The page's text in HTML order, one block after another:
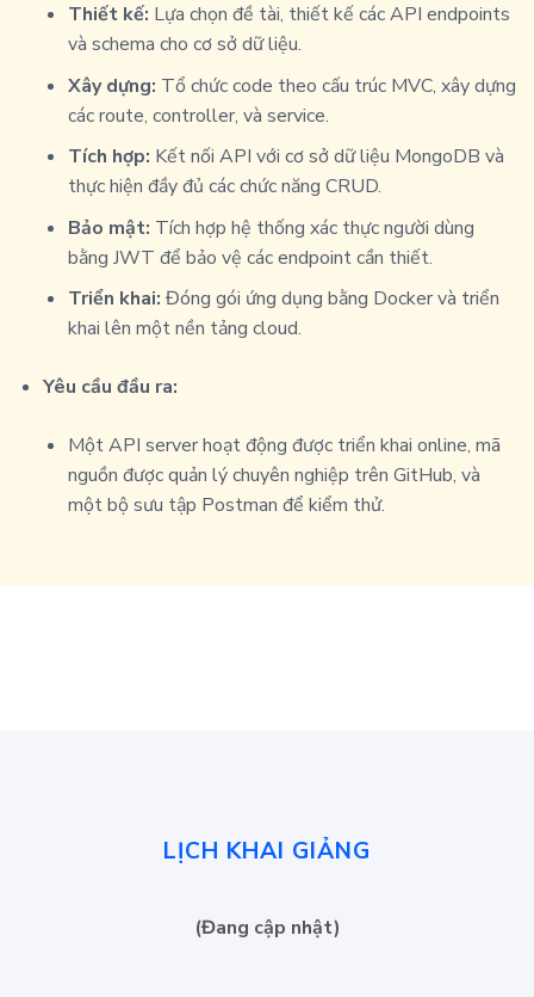
Thiết kế: Lựa chọn đề tài, thiết kế các API endpoints
và schema cho cơ sở dữ liệu.
Xây dựng: Tổ chức code theo cấu trúc MVC, xây dựng
các route, controller, và service.
Tích hợp: Kết nối API với cơ sở dữ liệu MongoDB và
thực hiện đầy đủ các chức năng CRUD.
Bảo mật: Tích hợp hệ thống xác thực người dùng
bằng JWT để bảo vệ các endpoint cần thiết.
Triển khai: Đóng gói ứng dụng bằng Docker và triển
khai lên một nền tảng cloud.
Yêu cầu đầu ra:
Một API server hoạt động được triển khai online, mã
nguồn được quản lý chuyên nghiệp trên GitHub, và
một bộ sưu tập Postman để kiểm thử.
LỊCH KHAI GIẢNG
(Đang cập nhật)